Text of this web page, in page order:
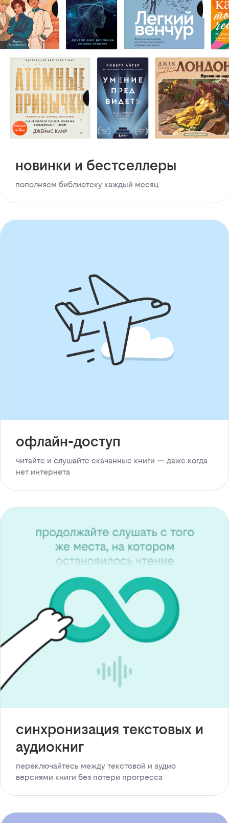
новинки и бестселлеры
пополняем библиотеку каждый месяц
офлайн-доступ
читайте и слушайте скачанные книги — даже когда
нет интернета
синхронизация текстовых и
аудиокниг
переключайтесь между текстовой и аудио
версиями книги без потери прогресса